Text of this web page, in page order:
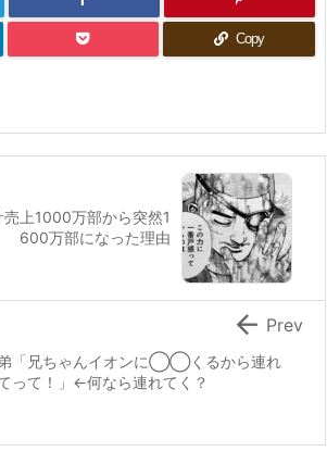
Copy
売上1000万部から突然1
600万部になった理由
弟「兄ちゃんイオンに◯◯くるから連れ
って！」←何なら連れてく？
 Prev